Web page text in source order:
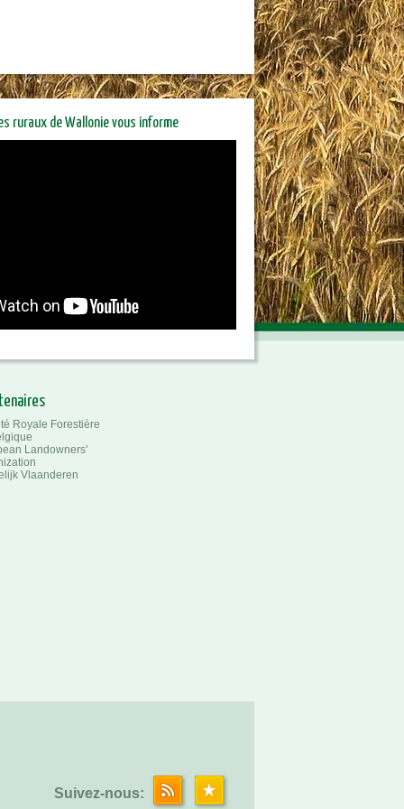
ruraux de Wallonie vous informe
Royale Forestière
Landowners'
Vlaanderen
Suivez-nous: